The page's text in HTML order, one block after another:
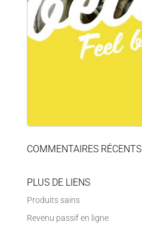
COMMENTAIRES RÉCENTS
PLUS DE LIENS
Produits sains
Revenu passif en ligne